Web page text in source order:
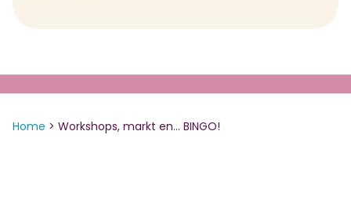
Home > Workshops, markt en… BINGO!